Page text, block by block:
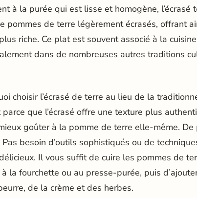
à la purée qui est lisse et homogène, l’écrasé
pommes de terre légèrement écrasés, offrant
riche. Ce plat est souvent associé à la
dans de nombreuses autres traditions
choisir l’écrasé de terre au lieu de la
que l’écrasé offre une texture plus
goûter à la pomme de terre elle-même.
besoin d’outils sophistiqués ou de
Il vous suffit de cuire les pommes de
la fourchette ou au presse-purée, puis
de la crème et des herbes.